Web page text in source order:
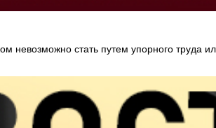
стать путем упорного труда